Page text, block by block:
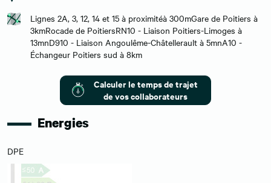
Lignes 2A, 3, 12, 14 et 15 à proximitéà 300mGare de Poitiers à
3kmRocade de PoitiersRN10 - Liaison Poitiers-Limoges à
13mnD910 - Liaison Angoulême-Châtellerault à 5mnA10 -
Échangeur Poitiers sud à 8km
Calculer le temps de trajet
de vos collaborateurs
Energies
DPE